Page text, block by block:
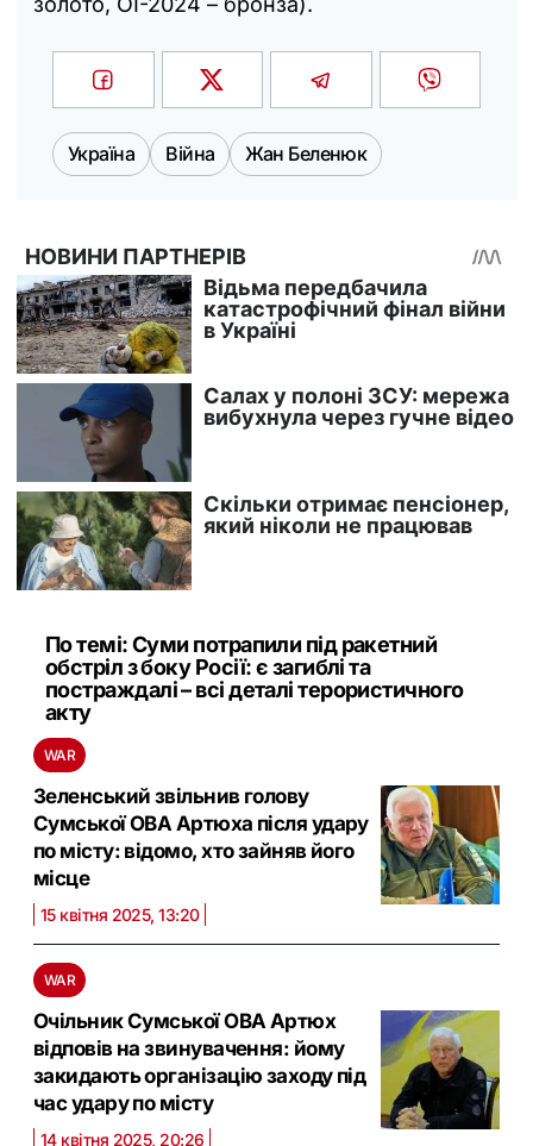
Україна Війна Жан Беленюк
По темі: Суми потрапили під ракетний
обстріл з боку Росії: є загиблі та
постраждалі – всі деталі терористичного
акту
WAR
Зеленський звільнив голову
Сумської ОВА Артюха після удару
по місту: відомо, хто зайняв його
місце
15 квітня 2025, 13:20
WAR
Очільник Сумської ОВА Артюх
відповів на звинувачення: йому
закидають організацію заходу під
час удару по місту
14 квітня 2025, 20:26